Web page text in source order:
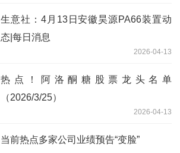
生意社：4月13日安徽昊源PA66装置动
态|每日消息
2026-04-13
热点！阿洛酮糖股票龙头名单
（2026/3/25）
2026-04-13
当前热点多家公司业绩预告“变脸”